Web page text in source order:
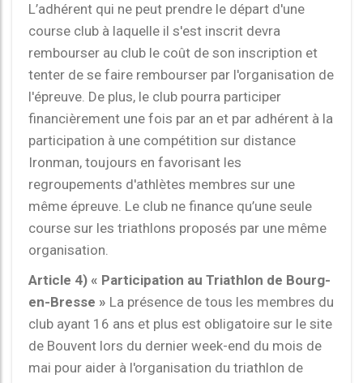
L’adhérent qui ne peut prendre le départ d'une
course club à laquelle il s'est inscrit devra
rembourser au club le coût de son inscription et
tenter de se faire rembourser par l'organisation de
l'épreuve. De plus, le club pourra participer
financièrement une fois par an et par adhérent à la
participation à une compétition sur distance
Ironman, toujours en favorisant les
regroupements d'athlètes membres sur une
même épreuve. Le club ne finance qu’une seule
course sur les triathlons proposés par une même
organisation.
Article 4) « Participation au Triathlon de Bourg-
en-Bresse » La présence de tous les membres du
club ayant 16 ans et plus est obligatoire sur le site
de Bouvent lors du dernier week-end du mois de
mai pour aider à l'organisation du triathlon de